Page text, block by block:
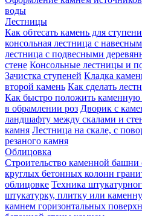
воды
Лестницы
Как обтесать камень для
консольная лестница с
лестница с подвесными
стене Консольные лестницы и
Зачистка ступеней Кладка
второй камень Как сделать
Как быстро положить каменную
в обрамлении роз Дворик с
ландшафту между скалами и
камня Лестница на скале, с
резаного камня
Облицовка
Строительство каменной башни
круглых бетонных колонн
облицовке Техника
штукатурку, плитку или
камнем горизонтальных